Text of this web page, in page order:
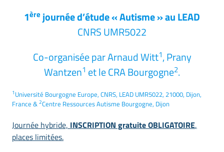
1ère journée d’étude « Autisme » au LEAD
CNRS UMR5022
Co-organisée par Arnaud Witt1, Prany
Wantzen1 et le CRA Bourgogne2.
1 Université Bourgogne Europe, CNRS, LEAD UMR5022, 21000, Dijon,
France & 2Centre Ressources Autisme Bourgogne, Dijon
Journée hybride, INSCRIPTION gratuite OBLIGATOIRE,
places limitées.